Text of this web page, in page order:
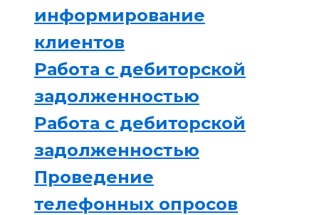
информирование
клиентов
Работа с дебиторской
задолженностью
Работа с дебиторской
задолженностью
Проведение
телефонных опросов